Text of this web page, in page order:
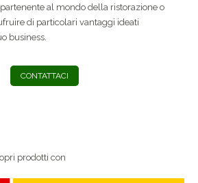
al mondo della ristorazione o
di particolari vantaggi ideati
business.
CONTATTACI
prodotti con